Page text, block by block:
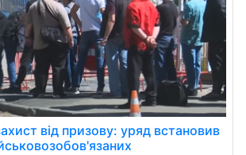
від призову: уряд встановив